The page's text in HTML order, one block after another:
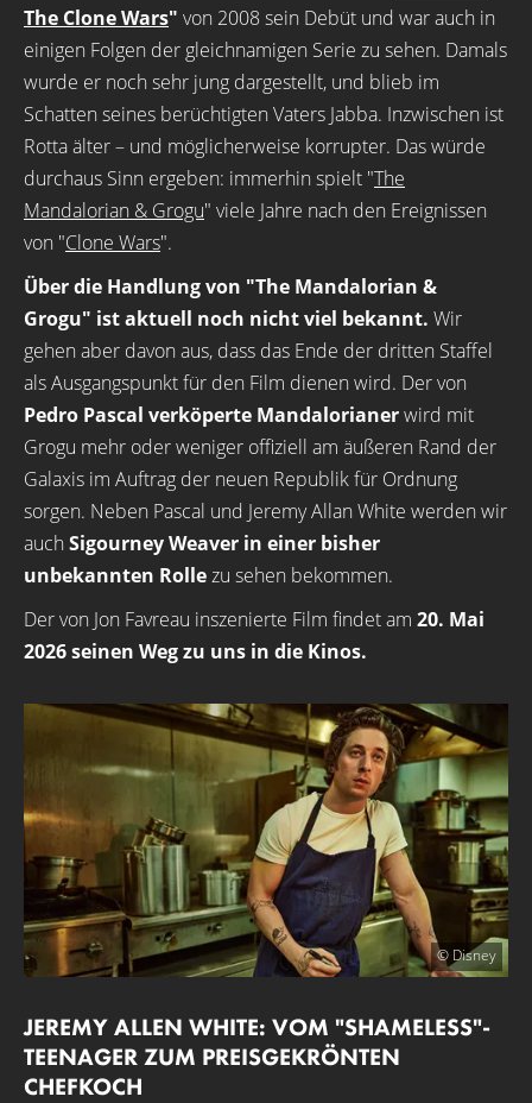
The Clone Wars" von 2008 sein Debüt und war auch in
einigen Folgen der gleichnamigen Serie zu sehen. Damals
wurde er noch sehr jung dargestellt, und blieb im
Schatten seines berüchtigten Vaters Jabba. Inzwischen ist
Rotta älter – und möglicherweise korrupter. Das würde
durchaus Sinn ergeben: immerhin spielt "The
Mandalorian & Grogu" viele Jahre nach den Ereignissen
von "Clone Wars".
Über die Handlung von "The Mandalorian &
Grogu" ist aktuell noch nicht viel bekannt. Wir
gehen aber davon aus, dass das Ende der dritten Staffel
als Ausgangspunkt für den Film dienen wird. Der von
Pedro Pascal verköperte Mandalorianerwird mit
Grogu mehr oder weniger offiziell am äußeren Rand der
Galaxis im Auftrag der neuen Republik für Ordnung
sorgen. Neben Pascal und Jeremy Allan White werden wir
auch Sigourney Weaver in einer bisher
unbekannten Rollezu sehen bekommen.
Der von Jon Favreau inszenierte Film findet am 20. Mai
2026 seinen Weg zu uns in die Kinos.
© Disney
JEREMY ALLEN WHITE: VOM "SHAMELESS"-
TEENAGER ZUM PREISGEKRÖNTEN
CHEFKOCH